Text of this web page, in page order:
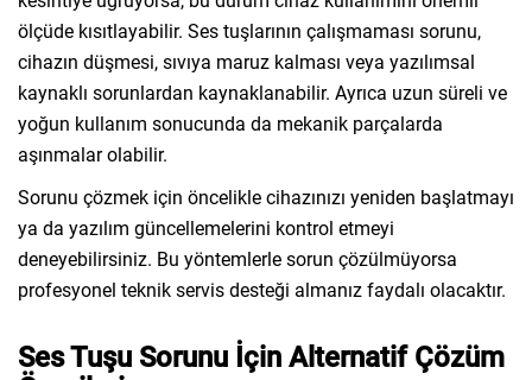
ölçüde kısıtlayabilir. Ses tuşlarının çalışmaması sorunu,
cihazın düşmesi, sıvıya maruz kalması veya yazılımsal
kaynaklı sorunlardan kaynaklanabilir. Ayrıca uzun süreli ve
yoğun kullanım sonucunda da mekanik parçalarda
aşınmalar olabilir.
Sorunu çözmek için öncelikle cihazınızı yeniden başlatmayı
ya da yazılım güncellemelerini kontrol etmeyi
deneyebilirsiniz. Bu yöntemlerle sorun çözülmüyorsa
profesyonel teknik servis desteği almanız faydalı olacaktır.
Ses Tuşu Sorunu İçin Alternatif Çözüm